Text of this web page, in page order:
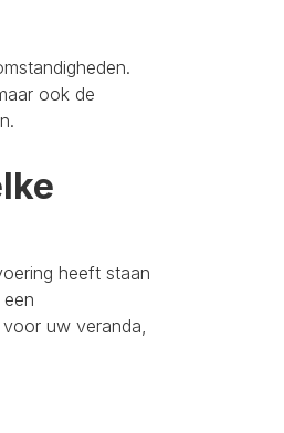
ook de
heeft staan
uw veranda,